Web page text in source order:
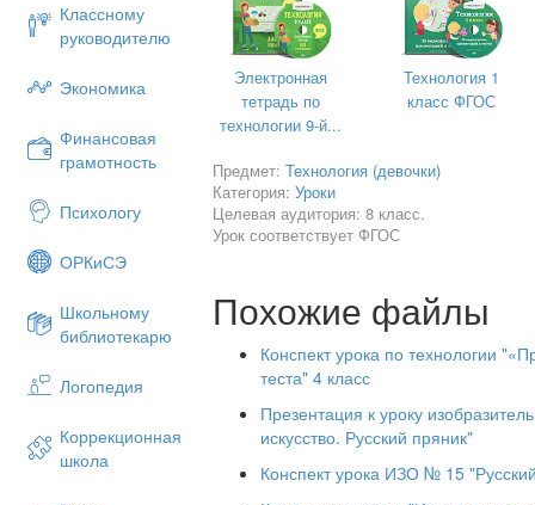
Классному
руководителю
Экономика
Финансовая
грамотность
Психологу
ОРКиСЭ
Школьному
библиотекарю
Логопедия
Коррекционная
школа
Ход урока.
Пряники печатные,
Тминные и мятные,
Пышные - подовые.
Красные, как кирпичи,
С пылу-жару, из печи.
В сахарной глазури –
Электронная
тетрадь по
технологии 9-й...
Технология 1
класс ФГОС
Предмет:Технология (девочки)
Категория:Уроки
Целевая аудитория: 8 класс.
Урок соответствует ФГОС
Похожие файлы
Конспект урока по технологии
теста" 4 класс
Презентация к уроку
искусство. Русский пряник"
Конспект урока ИЗО № 15